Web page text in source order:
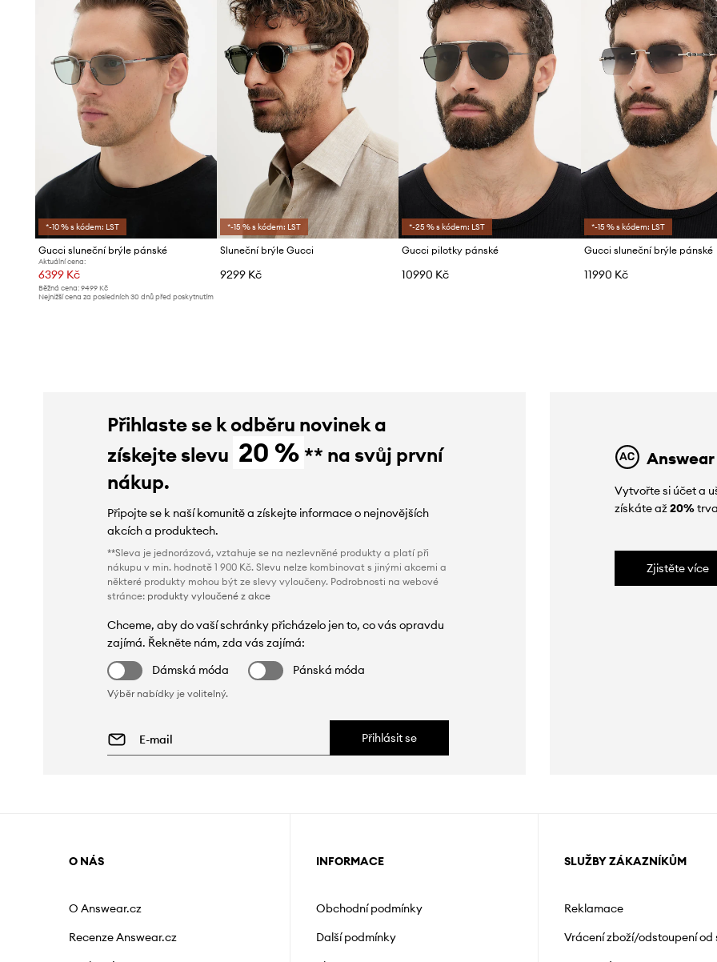
*-10 % s kódem: LST
Gucci sluneční brýle pánské
Aktuální cena:
6399 Kč
Běžná cena: 9499 Kč
Nejnižší cena za posledních 30 dnů před poskytnutím
*-15 % s kódem: LST
Sluneční brýle Gucci
9299 Kč
*-25 % s kódem: LST
Gucci pilotky pánské
10990 Kč
*-15 % s kódem: LST
Gucci sluneční brýle pánské
11990 Kč
Přihlaste se k odběru novinek a
získejte slevu 20 % ** na svůj první
nákup.
Připojte se k naší komunitě a získejte informace o nejnovějších
akcích a produktech.
**Sleva je jednorázová, vztahuje se na nezlevněné produkty a platí při
nákupu v min. hodnotě 1 900 Kč. Slevu nelze kombinovat s jinými akcemi a
některé produkty mohou být ze slevy vyloučeny. Podrobnosti na webové
stránce: produkty vyloučené z akce
Chceme, aby do vaší schránky přicházelo jen to, co vás opravdu
zajímá. Řekněte nám, zda vás zajímá:
Dámská móda
Pánská móda
Výběr nabídky je volitelný.
Přihlásit se
Vytvořte si účet a
získáte až20%
Zjistěte více
O NÁS
O Answear.cz
Recenze Answear.cz
INFORMACE
Obchodní podmínky
Další podmínky
SLUŽBY ZÁKAZNÍKŮM
Reklamace
Vrácení zboží/odstoupení od